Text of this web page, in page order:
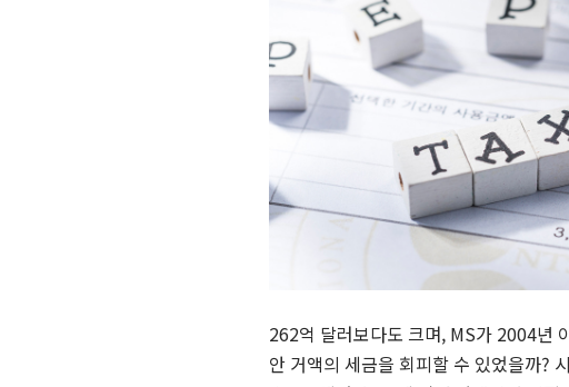
262억 달러보다도 크며, MS가 2004년
안 거액의 세금을 회피할 수 있었을까?